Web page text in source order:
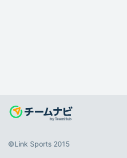
©️Link Sports 2015